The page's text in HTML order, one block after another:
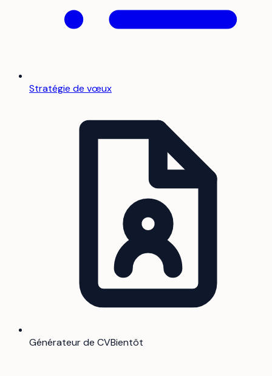
Stratégie de vœux
Générateur de CVBientôt